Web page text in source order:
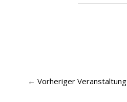
← Vorheriger Veranstaltung